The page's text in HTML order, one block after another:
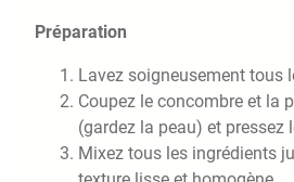
Préparation
Lavez soigneusement tous
Coupez le concombre et la
(gardez la peau) et pressez
Mixez tous les ingrédients